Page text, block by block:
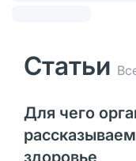
Статьи
Для чего
здоровье